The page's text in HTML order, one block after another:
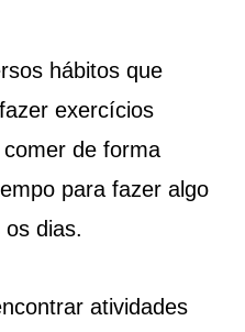
hábitos que
exercícios
de forma
para fazer algo
dias.
atividades